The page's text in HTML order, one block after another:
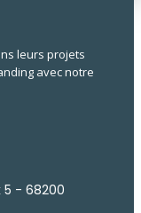
leurs projets
avec notre
5 - 68200